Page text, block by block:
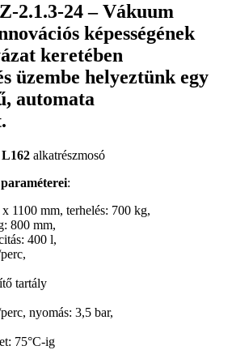
2.1.3-24 – Vákuum
képességének
keretében
üzembe helyeztünk egy
automata
alkatrészmosó
:
1100 mm, terhelés: 700 kg,
800 mm,
400 l,
tartály
nyomás: 3,5 bar,
75°C-ig